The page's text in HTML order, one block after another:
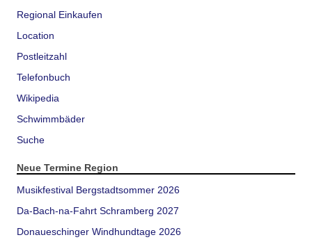
Regional Einkaufen
Location
Postleitzahl
Telefonbuch
Wikipedia
Schwimmbäder
Suche
Neue Termine Region
Musikfestival Bergstadtsommer 2026
Da-Bach-na-Fahrt Schramberg 2027
Donaueschinger Windhundtage 2026